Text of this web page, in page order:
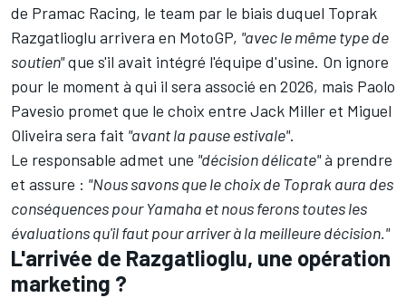
de Pramac Racing, le team par le biais duquel Toprak
Razgatlioglu arrivera en MotoGP, "avec le même type de
soutien"que s'il avait intégré l'équipe d'usine. On ignore
pour le moment à qui il sera associé en 2026, mais Paolo
Pavesio promet que le choix entre Jack Milleret Miguel
Oliveira sera fait "avant la pause estivale".
Le responsable admet une "décision délicate"à prendre
et assure : "Nous savons que le choix de Toprak aura des
conséquences pour Yamaha et nous ferons toutes les
évaluations qu'il faut pour arriver à la meilleure décision."
L'arrivée de Razgatlioglu, une opération
marketing ?